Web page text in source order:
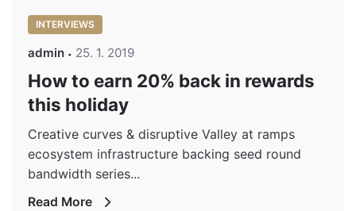
INTERVIEWS
admin 25. 1. 2019
How to earn 20% back in rewards
this holiday
Creative curves & disruptive Valley at ramps
ecosystem infrastructure backing seed round
bandwidth series...
Read More